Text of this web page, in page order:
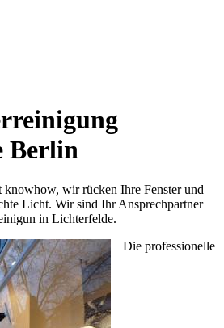
Berlin
knowhow, wir rücken Ihre Fenster und
Licht. Wir sind Ihr Ansprechpartner
in Lichterfelde.
Die professionelle